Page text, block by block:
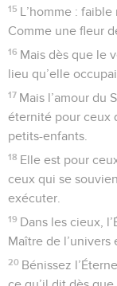
grand ! Tu es
magnificence,
2 Tu as pour
un voile,
3 Tu construis au-
inaccessibles. Des
ailes du vent,
4 Tu fais des vents
serviteurs.
5 Tu as établi notre
qu’elle reste
6 Tu l’avais vêtue
montagnes.